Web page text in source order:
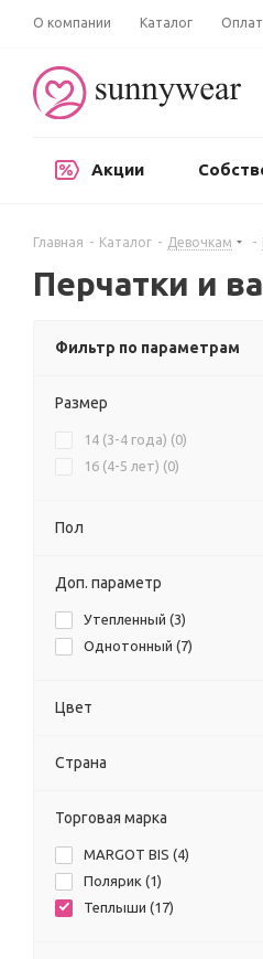
О компании Каталог
Акции
Главная - Каталог - Девочкам -
Перчатки и
Фильтр по параметрам
Размер
14 (3-4 года) (0)
16 (4-5 лет) (0)
Пол
Доп. параметр
Утепленный (3)
Однотонный (7)
Цвет
Страна
Торговая марка
MARGOT BIS (4)
Полярик (1)
Теплыши (17)